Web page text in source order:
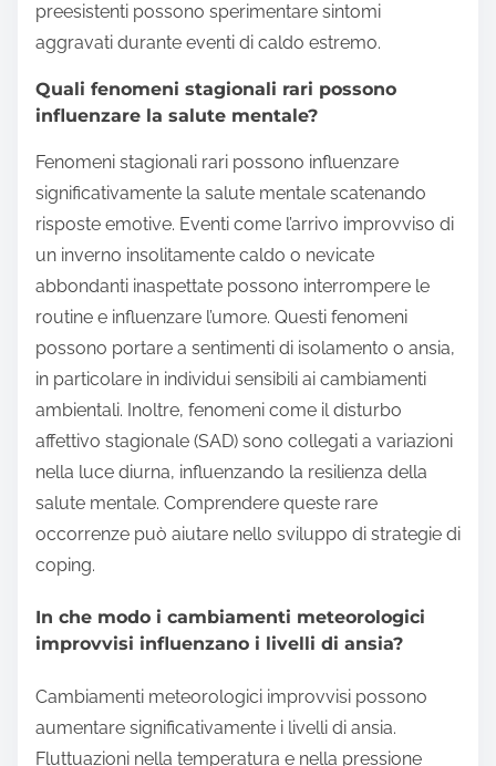
preesistenti possono sperimentare sintomi
aggravati durante eventi di caldo estremo.
Quali fenomeni stagionali rari possono
influenzare la salute mentale?
Fenomeni stagionali rari possono influenzare
significativamente la salute mentale scatenando
risposte emotive. Eventi come l’arrivo improvviso di
un inverno insolitamente caldo o nevicate
abbondanti inaspettate possono interrompere le
routine e influenzare l’umore. Questi fenomeni
possono portare a sentimenti di isolamento o ansia,
in particolare in individui sensibili ai cambiamenti
ambientali. Inoltre, fenomeni come il disturbo
affettivo stagionale (SAD) sono collegati a variazioni
nella luce diurna, influenzando la resilienza della
salute mentale. Comprendere queste rare
occorrenze può aiutare nello sviluppo di strategie di
coping.
In che modo i cambiamenti meteorologici
improvvisi influenzano i livelli di ansia?
Cambiamenti meteorologici improvvisi possono
aumentare significativamente i livelli di ansia.
Fluttuazioni nella temperatura e nella pressione